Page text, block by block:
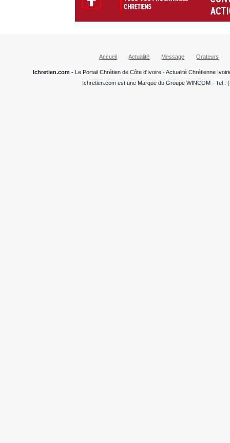
Accueil Actualité Message Orateurs
Ichretien.com - Le Portail Chrétien de Côte d'Ivoire - Actualité Chrétienne
Ichretien.com est une Marque du Groupe WINCOM - Tel :